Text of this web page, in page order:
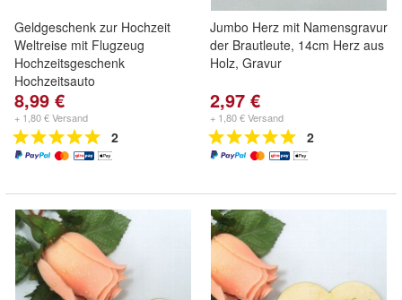
Geldgeschenk zur Hochzeit
Weltreise mit Flugzeug
Hochzeitsgeschenk
Hochzeitsauto
8,99 €
+ 1,80 € Versand
2
Jumbo Herz mit Namensgravur
der Brautleute, 14cm Herz aus
Holz, Gravur
2,97 €
+ 1,80 € Versand
2